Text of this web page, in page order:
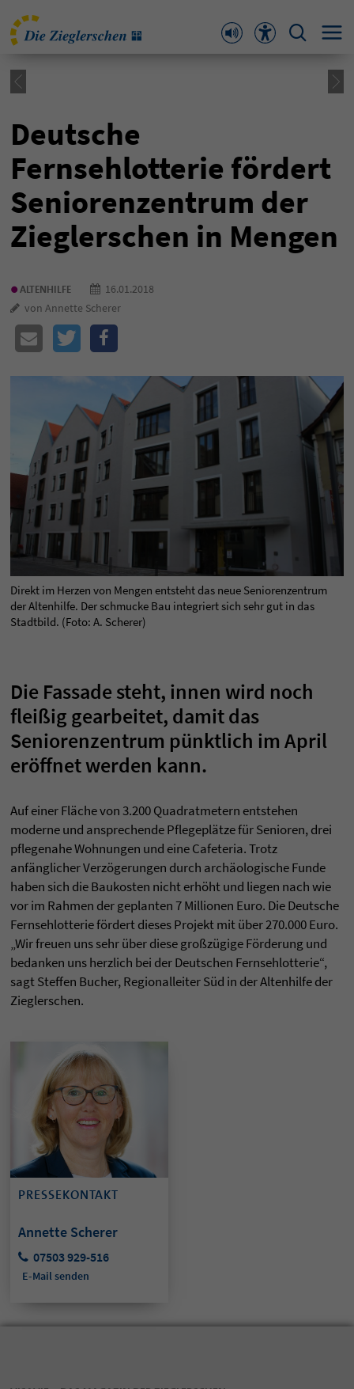
Deutsche
Fernsehlotterie fördert
Seniorenzentrum der
Zieglerschen in Mengen
•ALTENHILFE
16.01.2018
von Annette Scherer
Direkt im Herzen von Mengen entsteht das neue Seniorenzentrum
der Altenhilfe. Der schmucke Bau integriert sich sehr gut in das
Stadtbild. (Foto: A. Scherer)
Die Fassade steht, innen wird noch
fleißig gearbeitet, damit das
Seniorenzentrum pünktlich im April
eröffnet werden kann.
Auf einer Fläche von 3.200 Quadratmetern entstehen
moderne und ansprechende Pflegeplätze für Senioren, drei
pflegenahe Wohnungen und eine Cafeteria. Trotz
anfänglicher Verzögerungen durch archäologische Funde
haben sich die Baukosten nicht erhöht und liegen nach wie
vor im Rahmen der geplanten 7 Millionen Euro. Die Deutsche
Fernsehlotterie fördert dieses Projekt mit über 270.000 Euro.
„Wir freuen uns sehr über diese großzügige Förderung und
bedanken uns herzlich bei der Deutschen Fernsehlotterie“,
sagt Steffen Bucher, Regionalleiter Süd in der Altenhilfe der
Zieglerschen.
PRESSEKONTAKT
Annette Scherer
07503 929-516
E-Mail senden